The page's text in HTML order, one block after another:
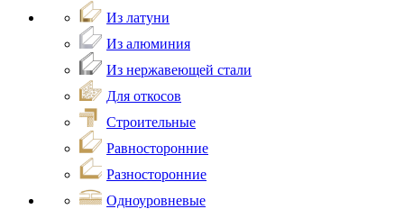
Из латуни
Из алюминия
Из нержавеющей стали
Для откосов
Строительные
Равносторонние
Разносторонние
Одноуровневые